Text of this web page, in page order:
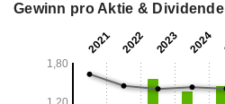
Gewinn pro Aktie & Dividende